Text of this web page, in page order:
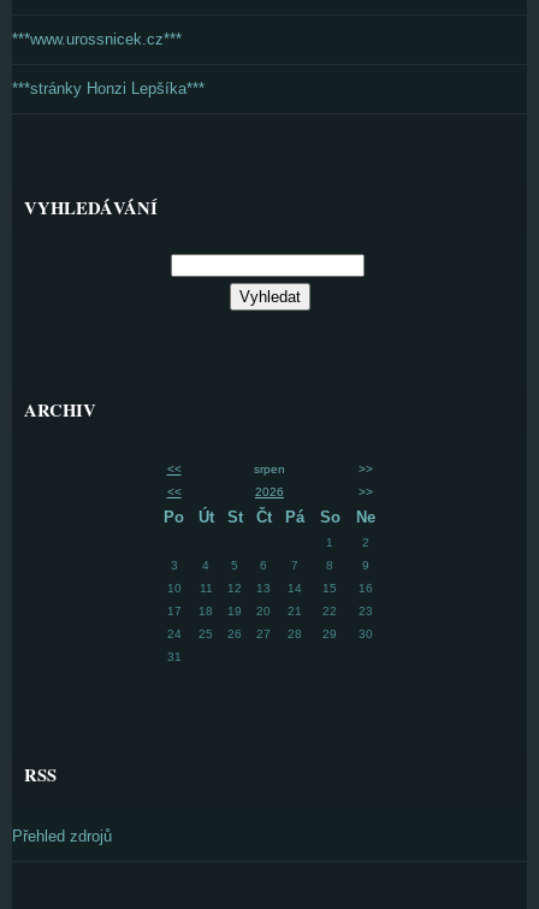
***www.urossnicek.cz***
***stránky Honzi Lepšíka***
VYHLEDÁVÁNÍ
ARCHIV
<< srpen
>>
<<
2026 >>
Po Út St Čt Pá So Ne
1
2
3
4 5 6 7 8
9
10
11 12 13 14 15
16
17
18 19 20 21 22
23
24
25 26 27 28 29
30
31
RSS
Přehled zdrojů